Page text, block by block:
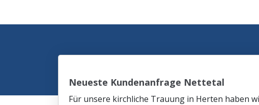
Neueste Kundenanfrage Nettetal
Für unsere kirchliche Trauung in Herten haben